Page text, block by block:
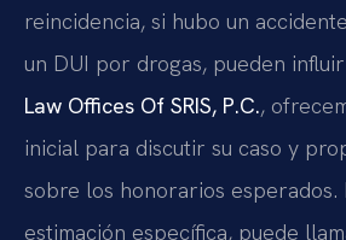
reincidencia, si hubo un
un DUI por drogas, pueden
Law Offices Of SRIS, P.C.,
inicial para discutir su caso y
sobre los honorarios esperados.
estimación específica, puede